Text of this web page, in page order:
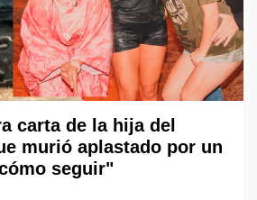
carta de la hija del
murió aplastado por un
seguir"